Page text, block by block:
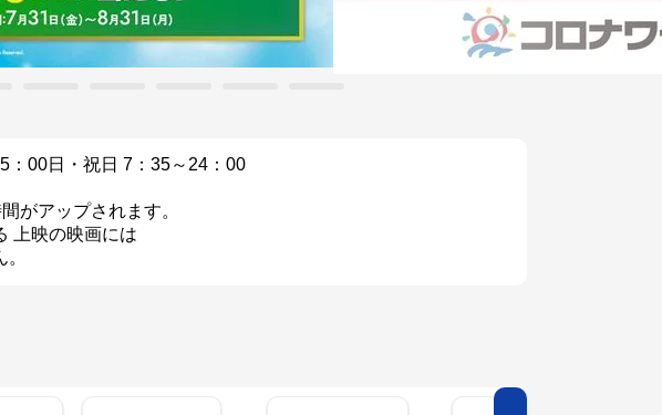
：00日・祝日 7：35～24：00
がアップされます。
上映の映画には